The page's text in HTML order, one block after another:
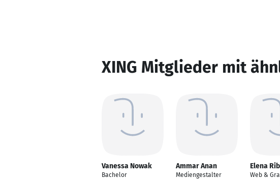
XING Mitglieder mit
Vanessa Nowak
Bachelor
Ammar Anan
Mediengestalter
Elena
Web &